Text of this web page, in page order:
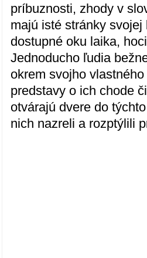
príbuznosti, zhody v
majú isté stránky
dostupné oku laika,
Jednoducho ľudia
okrem svojho
predstavy o ich chode
otvárajú dvere do
nich nazreli a rozptýlili